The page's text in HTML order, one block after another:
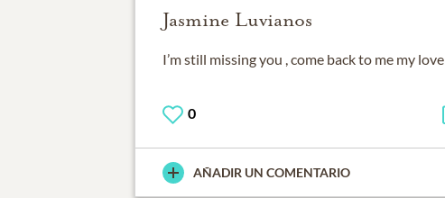
Jasmine Luvianos
I’m still missing you , come back to me my love
0
AÑADIR UN COMENTARIO